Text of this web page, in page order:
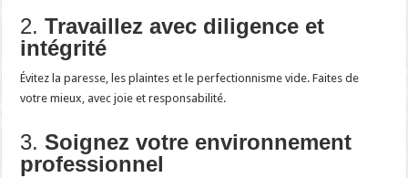
2.Travaillez avec diligence et
intégrité
Évitez la paresse, les plaintes et le perfectionnisme vide. Faites de
votre mieux, avec joie et responsabilité.
3.Soignez votre environnement
professionnel